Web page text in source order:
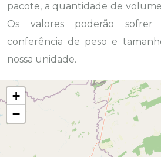
pacote, a quantidade de
Os valores poderão sofrer
conferência de peso e
nossa unidade.
+
−